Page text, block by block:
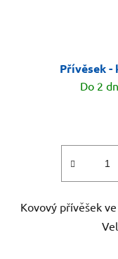
Přívěsek -
Do 2
Kovový přívěšek